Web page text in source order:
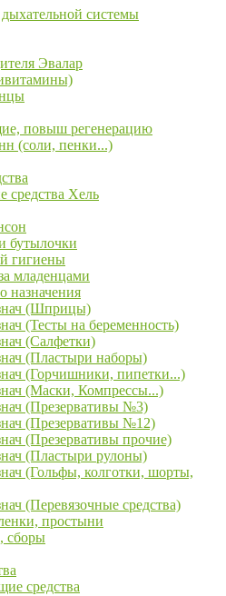
системы
Эвалар
повыш регенерацию
(соли, пенки...)
средства Хель
бутылочки
гигиены
младенцами
назначения
(Шприцы)
(Тесты на беременность)
(Салфетки)
(Пластыри наборы)
(Горчишники, пипетки...)
(Маски, Компрессы...)
(Презервативы №3)
(Презервативы №12)
(Презервативы прочие)
(Пластыри рулоны)
(Гольфы, колготки, шорты,
(Перевязочные средства)
простыни
сборы
средства